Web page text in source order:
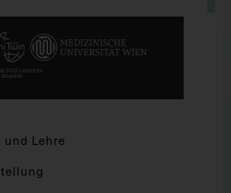
und Lehre